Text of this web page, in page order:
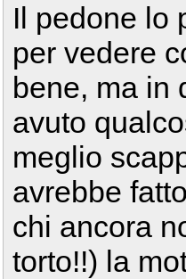
Il pedone lo
per vedere
bene, ma in
avuto
meglio
avrebbe
chi ancora
torto!!) la